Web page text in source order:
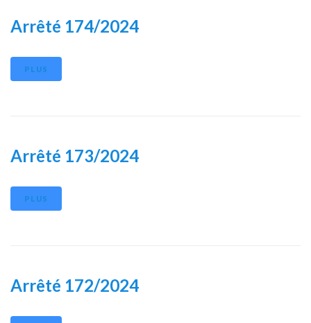
Arrêté 174/2024
PLUS
Arrêté 173/2024
PLUS
Arrêté 172/2024